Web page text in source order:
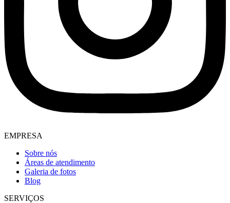
EMPRESA
Sobre nós
Áreas de atendimento
Galeria de fotos
Blog
SERVIÇOS